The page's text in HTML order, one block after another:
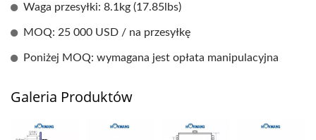
Waga przesyłki: 8.1kg (17.85lbs)
MOQ: 25 000 USD / na przesyłkę
Poniżej MOQ: wymagana jest opłata manipulacyjna
Galeria Produktów